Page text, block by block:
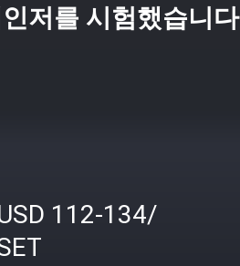
저를 시험했습니다
112-134/